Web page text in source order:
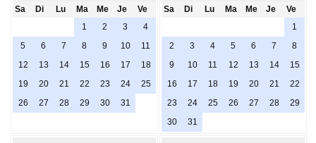
Sa Di Lu Ma Me Je
Ve
1
2 3
4
5
6 7 8 9 10
11
12
13 14 15 16 17
18
19
20 21 22 23 24
25
26
27 28 29 30 31
Sa Di Lu Ma Me Je
Ve
1
2
3 4 5 6 7
8
9
10 11 12 13 14
15
16
17 18 19 20 21
22
23
24 25 26 27 28
29
30
31